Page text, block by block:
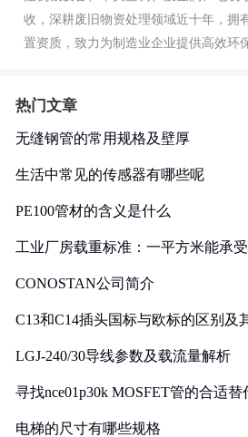
收，深耕废旧物资处理领域近十年，拥
置资质，致力为制造业企业提供高效环
热门文章
无缝钢管的常用规格及壁厚
生活中常见的传感器有哪些呢
PE100管材的含义是什么
工业厂房载重标准：一平方米能承
CONOSTAN公司简介
C13和C14插头国标与欧标的区别及
LGJ-240/30导线参数及载流量解析
寻找nce01p30k MOSFET管的合适替
电梯的尺寸有哪些规格